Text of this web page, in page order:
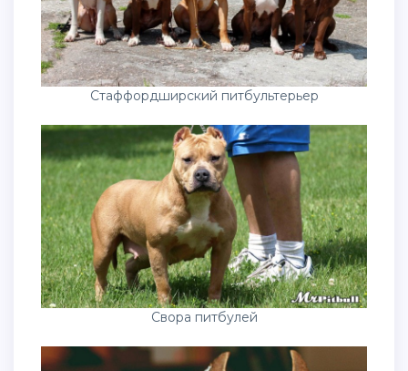
Стаффордширский питбультерьер
Свора питбулей